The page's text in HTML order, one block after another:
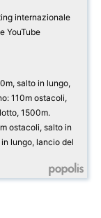
internazionale
YouTube
salto in lungo,
110m ostacoli,
1500m.
ostacoli, salto in
lungo, lancio del